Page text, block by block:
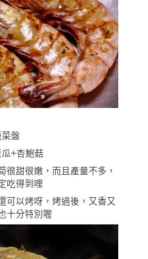
盤
瓜+杏鮑菇
很甜很嫩，而且產量不多，
吃得到哩
可以烤呀，烤過後，又香又
十分特別喔